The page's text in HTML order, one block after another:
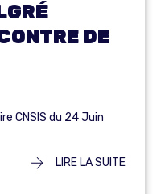
DE
CNSIS du 24 Juin
LIRE LA SUITE